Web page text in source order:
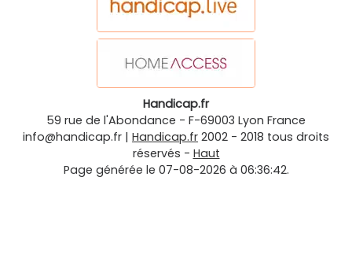
Handicap.fr
59 rue de l'Abondance - F-69003 Lyon France
info@handicap.fr | Handicap.fr 2002 - 2018 tous droits
réservés - Haut
Page générée le 07-08-2026 à 06:36:42.